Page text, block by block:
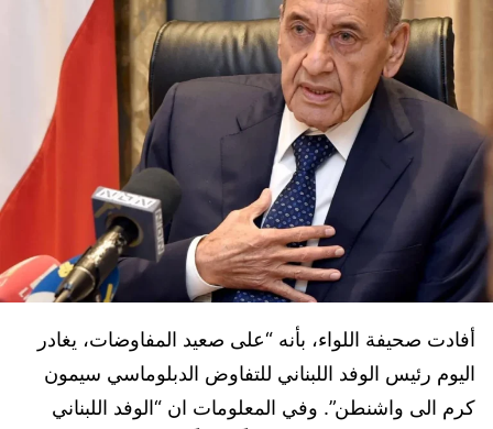
أفادت صحيفة اللواء، بأنه “على صعيد المفاوضات، يغادر
اليوم رئيس الوفد اللبناني للتفاوض الدبلوماسي سيمون
كرم الى واشنطن”. وفي المعلومات ان “الوفد اللبناني